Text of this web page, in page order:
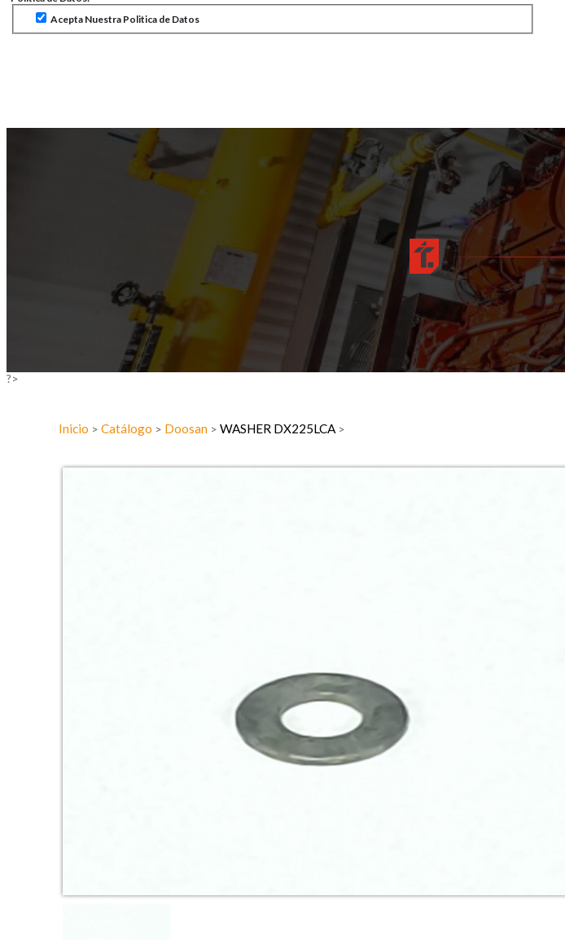
Acepta Nuestra Politica de Datos
?>
Inicio > Catálogo > Doosan > WASHER DX225LCA >